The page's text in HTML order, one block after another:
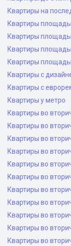
Квартиры на
Квартиры
Квартиры
Квартиры
Квартиры
Квартиры с
Квартиры с
Квартиры у метро
Квартиры во
Квартиры во
Квартиры во
Квартиры во
Квартиры во
Квартиры во
Квартиры во
Квартиры во
Квартиры во
Квартиры во
Квартиры во